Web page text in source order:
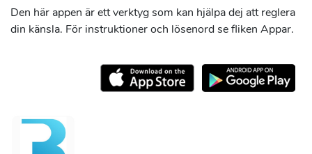
Den här appen är ett verktyg som kan hjälpa dej att reglera
din känsla. För instruktioner och lösenord se fliken Appar.